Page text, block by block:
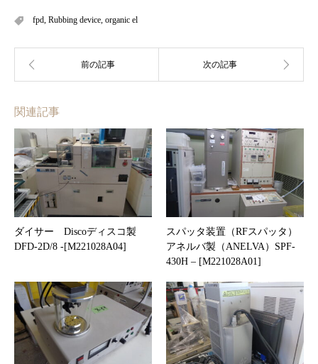
fpd, Rubbing device, organic el
関連記事
ダイサー Discoディスコ製
DFD-2D/8 -[M221028A04]
スパッタ装置（RFスパッタ）
アネルバ製（ANELVA）SPF-
430H – [M221028A01]